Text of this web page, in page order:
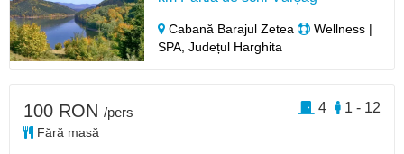
Cabană Barajul Zetea
Wellness |
SPA, Județul Harghita
100 RON /pers
Fără masă
1 - 12
4